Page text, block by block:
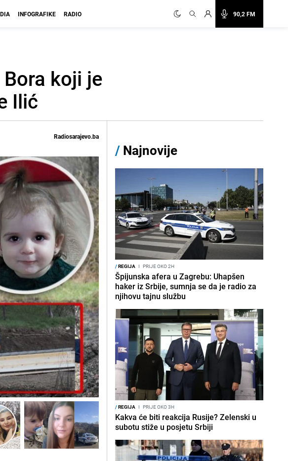
90,2 FM
INFOGRAFIKE RADIO
koji je
Ilić
Radiosarajevo.ba
/ Najnovije
/REGIJA I PRIJE OKO 2H
Špijunska afera u Zagrebu: Uhapšen
haker iz Srbije, sumnja se da je radio za
njihovu tajnu službu
/REGIJA I PRIJE OKO 3H
Kakva će biti reakcija Rusije? Zelenski u
subotu stiže u posjetu Srbiji